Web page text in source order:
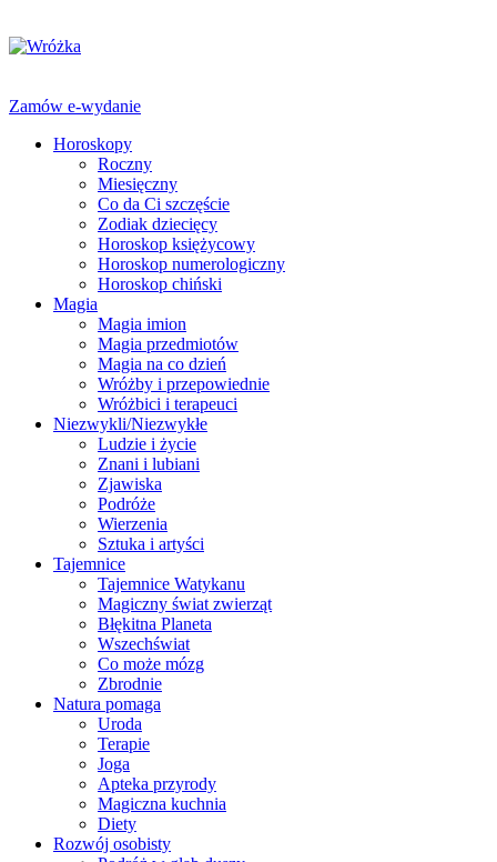
Zamów e-wydanie
Horoskopy
Roczny
Miesięczny
Co da Ci szczęście
Zodiak dziecięcy
Horoskop księżycowy
Horoskop numerologiczny
Horoskop chiński
Magia
Magia imion
Magia przedmiotów
Magia na co dzień
Wróżby i przepowiednie
Wróżbici i terapeuci
Niezwykli/Niezwykłe
Ludzie i życie
Znani i lubiani
Zjawiska
Podróże
Wierzenia
Sztuka i artyści
Tajemnice
Tajemnice Watykanu
Magiczny świat zwierząt
Błękitna Planeta
Wszechświat
Co może mózg
Zbrodnie
Natura pomaga
Uroda
Terapie
Joga
Apteka przyrody
Magiczna kuchnia
Diety
Rozwój osobisty